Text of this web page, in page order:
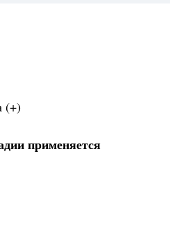
(+)
применяется